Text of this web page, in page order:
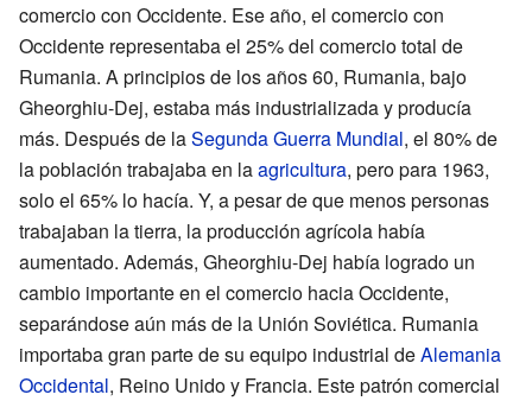
comercio con Occidente. Ese año, el comercio con
Occidente representaba el 25% del comercio total de
Rumania. A principios de los años 60, Rumania, bajo
Gheorghiu-Dej, estaba más industrializada y producía
más. Después de laSegunda Guerra Mundial, el 80% de
la población trabajaba en laagricultura, pero para 1963,
solo el 65% lo hacía. Y, a pesar de que menos personas
trabajaban la tierra, la producción agrícola había
aumentado. Además, Gheorghiu-Dej había logrado un
cambio importante en el comercio hacia Occidente,
separándose aún más de la Unión Soviética. Rumania
importaba gran parte de su equipo industrial deAlemania
Occidental, Reino Unido y Francia. Este patrón comercial